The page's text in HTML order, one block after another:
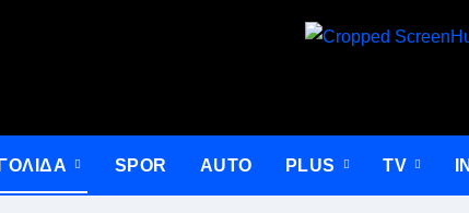
SPOR AUTO PLUS ΤV